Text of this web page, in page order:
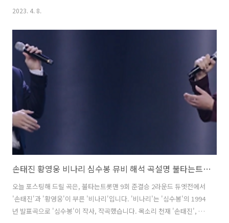
로트 최강자 '송가인'이 비수처럼 박히는 절절한 목소리로 불러 모두의
가인 / 심수봉 가사 큐피트 화살이 가슴을 뚫고 사랑이 시작된 날 또 다시
운명의 페이지는 넘어가네 나 당신 사랑해도 될까요 말도 못하고 한없이
애타는 나의 눈짓들 세상이 온통 그대 하나로 변해 버렸어 우리 사랑 연
습도 없이 벌써 무대로 올려졌네 생각하면 덧없는 꿈일지도 몰라 꿈일지
도 몰라 하늘이여 저 사람 언제 또 갈라놓을거요 하늘이여 간절한 이 ..
2023. 4. 8.
손태진 황영웅 비나리 심수봉 뮤비 해석 곡설명 불타는트롯맨
오늘 포스팅해 드릴 곡은, 불타는트롯맨 9회 준결승 2라운드 듀엣전에서
'손태진'과 '황영웅'이 부른 '비나리'입니다. '비나리'는 '심수봉'의 1994
년 발표곡으로 '심수봉'이 작사, 작곡했습니다. 목소리 천재 '손태진', '황